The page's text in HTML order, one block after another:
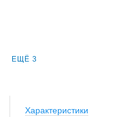
ЕЩЁ 3
Характеристики